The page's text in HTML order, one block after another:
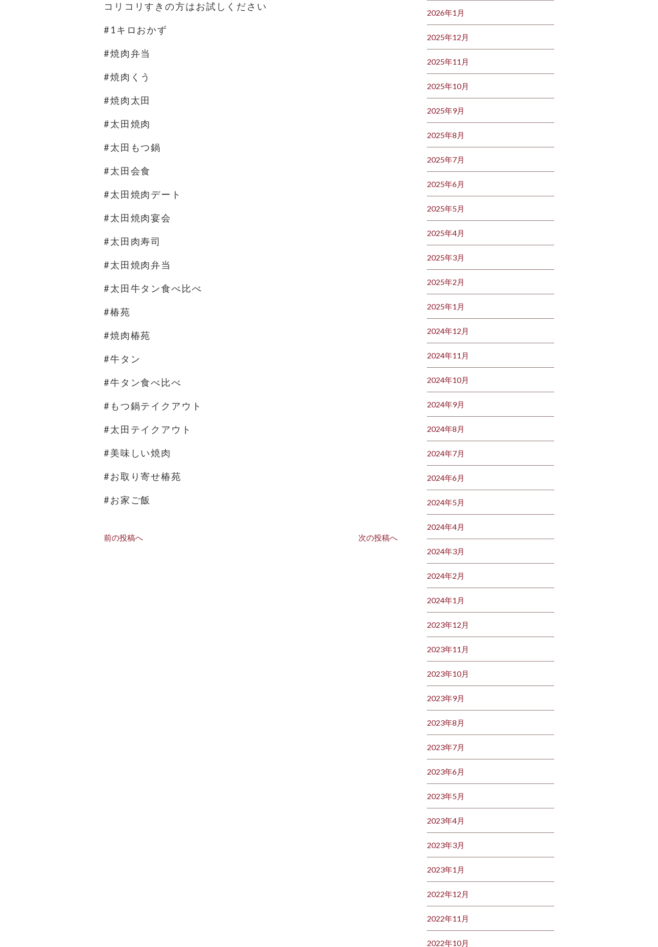
コリコリすきの方はお試しください
#1キロおかず
#焼肉弁当
#焼肉くう
#焼肉太田
#太田焼肉
#太田もつ鍋
#太田会食
#太田焼肉デート
#太田焼肉宴会
#太田肉寿司
#太田焼肉弁当
#太田牛タン食べ比べ
#椿苑
#焼肉椿苑
#牛タン
#牛タン食べ比べ
#もつ鍋テイクアウト
#太田テイクアウト
#美味しい焼肉
#お取り寄せ椿苑
#お家ご飯
前の投稿へ 次の投稿へ
2026年1月
2025年12月
2025年11月
2025年10月
2025年9月
2025年8月
2025年7月
2025年6月
2025年5月
2025年4月
2025年3月
2025年2月
2025年1月
2024年12月
2024年11月
2024年10月
2024年9月
2024年8月
2024年7月
2024年6月
2024年5月
2024年4月
2024年3月
2024年2月
2024年1月
2023年12月
2023年11月
2023年10月
2023年9月
2023年8月
2023年7月
2023年6月
2023年5月
2023年4月
2023年3月
2023年1月
2022年12月
2022年11月
2022年10月